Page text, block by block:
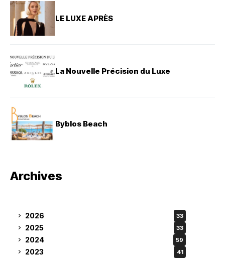
LE LUXE APRÈS
La Nouvelle Précision du Luxe
Byblos Beach
Archives
2026 33
2025 33
2024 59
2023 41